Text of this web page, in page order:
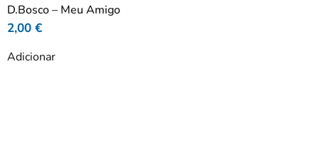
D.Bosco – Meu Amigo
2,00 €
Adicionar